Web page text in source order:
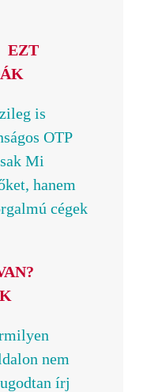
EZT
is
OTP
Mi
hanem
cégek
nem
írj